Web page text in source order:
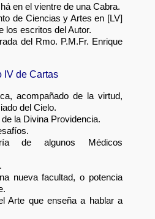
en el vientre de una Cabra.
de Ciencias y Artes en [LV]
los escritos del Autor.
del Rmo. P.M.Fr. Enrique
IV de Cartas
acompañado de la virtud,
del Cielo.
la Divina Providencia.
de algunos Médicos
nueva facultad, o potencia
Arte que enseña a hablar a